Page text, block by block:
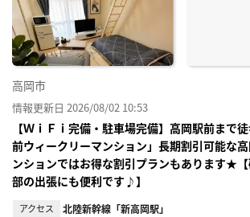
高岡市
情報更新日 2026/08/02 10:53
【ＷｉＦｉ完備・駐車場完備】高岡駅前まで
前ウィークリーマンション」長期割引可能な
ンションではお得な割引プランもあります★
部の出張にも便利です♪】
アクセス 北陸新幹線「新高岡駅」